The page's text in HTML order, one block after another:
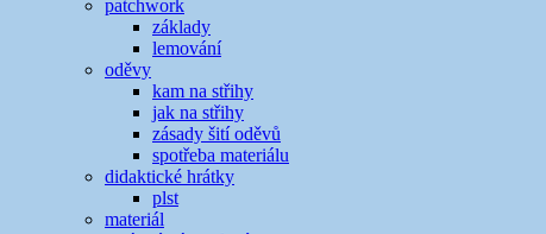
patchwork
základy
lemování
oděvy
kam na střihy
jak na střihy
zásady šití oděvů
spotřeba materiálu
didaktické hrátky
plst
materiál